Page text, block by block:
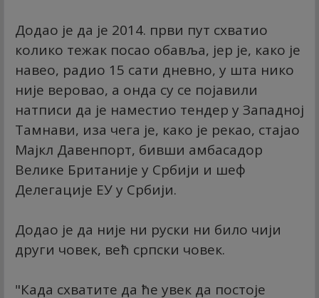
Додао је да је 2014. први пут схватио
колико тежак посао обавља, јер је, како је
навео, радио 15 сати дневно, у шта нико
није веровао, а онда су се појавили
натписи да је наместио тендер у Западној
Тамнави, иза чега је, како је рекао, стајао
Мајкл Давенпорт, бивши амбасадор
Велике Британије у Србији и шеф
Делегације ЕУ у Србији.
Додао је да није ни руски ни било чији
други човек, већ српски човек.
"Када схватите да ће увек да постоје